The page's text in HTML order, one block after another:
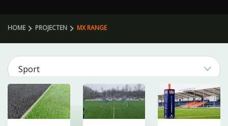
HOME PROJECTEN MX RANGE
Sport
2
3
Product